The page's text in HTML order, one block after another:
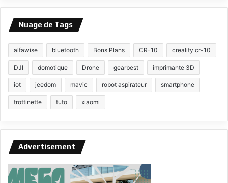
Nuage de Tags
alfawise bluetooth Bons Plans CR-10 creality cr-10
DJI domotique Drone gearbest imprimante 3D
iot jeedom mavic robot aspirateur smartphone
trottinette tuto xiaomi
Advertisement